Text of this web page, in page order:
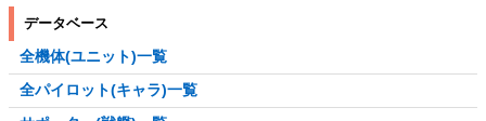
データベース
全機体(ユニット)一覧
全パイロット(キャラ)一覧